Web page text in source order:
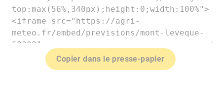
Copier dans le presse-papier